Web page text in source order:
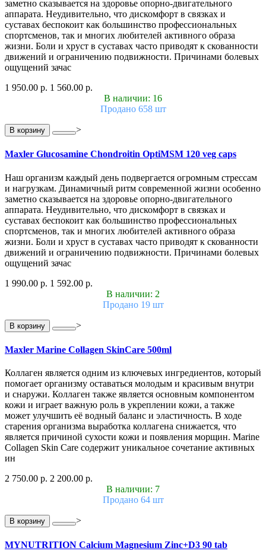
заметно сказывается на здоровье опорно-двигательного
аппарата. Неудивительно, что дискомфорт в связках и
суставах беспокоит как большинство профессиональных
спортсменов, так и многих любителей активного образа
жизни. Боли и хруст в суставах часто приводят к скованности
движений и ограничению подвижности. Причинами болевых
ощущений зачас
1 950.00 р. 1 560.00 р.
В наличии: 16
Продано 658 шт
В корзину >
Maxler Glucosamine Chondroitin OptiMSM 120 veg caps
Наш организм каждый день подвергается огромным стрессам
и нагрузкам. Динамичный ритм современной жизни особенно
заметно сказывается на здоровье опорно-двигательного
аппарата. Неудивительно, что дискомфорт в связках и
суставах беспокоит как большинство профессиональных
спортсменов, так и многих любителей активного образа
жизни. Боли и хруст в суставах часто приводят к скованности
движений и ограничению подвижности. Причинами болевых
ощущений зачас
1 990.00 р. 1 592.00 р.
В наличии: 2
Продано 19 шт
В корзину >
Maxler Marine Collagen SkinCare 500ml
Коллаген является одним из ключевых ингредиентов, который
помогает организму оставаться молодым и красивым внутри
и снаружи. Коллаген также является основным компонентом
кожи и играет важную роль в укреплении кожи, а также
может улучшить её водный баланс и эластичность. В ходе
старения организма выработка коллагена снижается, что
является причиной сухости кожи и появления морщин. Marine
Collagen Skin Care содержит уникальное сочетание активных
ин
2 750.00 р. 2 200.00 р.
В наличии: 7
Продано 64 шт
В корзину >
MYNUTRITION Calcium Magnesium Zinc+D3 90 tab